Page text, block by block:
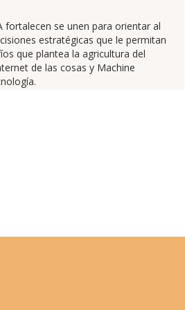
fortalecen se unen para orientar al
estratégicas que le permitan
que plantea la agricultura del
de las cosas y Machine